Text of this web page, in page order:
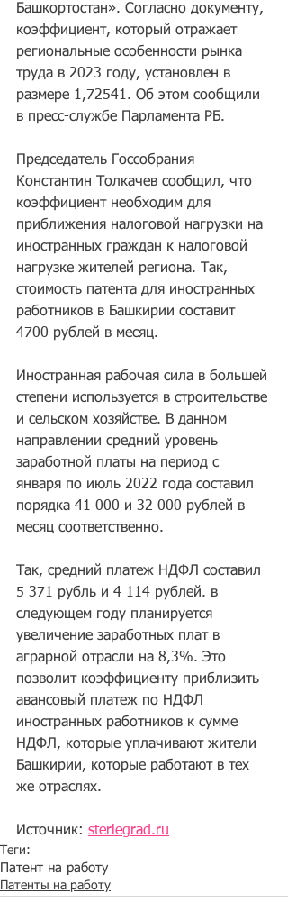
Башкортостан». Согласно документу,
коэффициент, который отражает
региональные особенности рынка
труда в 2023 году, установлен в
размере 1,72541. Об этом сообщили
в пресс-службе Парламента РБ.
Председатель Госсобрания
Константин Толкачев сообщил, что
коэффициент необходим для
приближения налоговой нагрузки на
иностранных граждан к налоговой
нагрузке жителей региона. Так,
стоимость патента для иностранных
работников в Башкирии составит
4700 рублей в месяц.
Иностранная рабочая сила в большей
степени используется в строительстве
и сельском хозяйстве. В данном
направлении средний уровень
заработной платы на период с
января по июль 2022 года составил
порядка 41 000 и 32 000 рублей в
месяц соответственно.
Так, средний платеж НДФЛ составил
5 371 рубль и 4 114 рублей. в
следующем году планируется
увеличение заработных плат в
аграрной отрасли на 8,3%. Это
позволит коэффициенту приблизить
авансовый платеж по НДФЛ
иностранных работников к сумме
НДФЛ, которые уплачивают жители
Башкирии, которые работают в тех
же отраслях.
Источник: sterlegrad.ru
Теги:
Патент на работу
Патенты на работу